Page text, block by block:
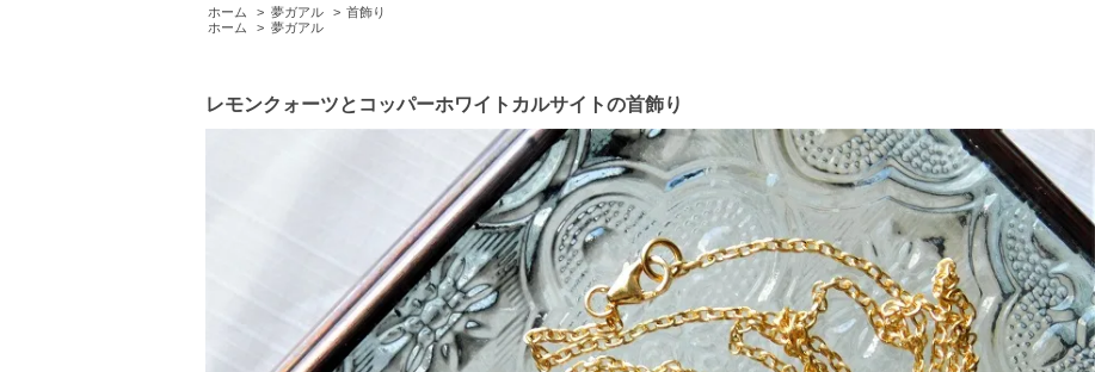
ホーム > 夢ガアル > 首飾り
ホーム
> 夢ガアル
レモンクォーツとコッパーホワイトカルサイトの首飾り